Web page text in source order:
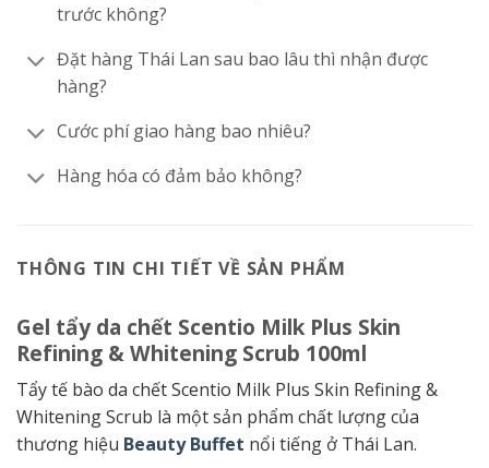
trước không?
Đặt hàng Thái Lan sau bao lâu thì nhận được
hàng?
Cước phí giao hàng bao nhiêu?
Hàng hóa có đảm bảo không?
THÔNG TIN CHI TIẾT VỀ SẢN PHẨM
Gel tẩy da chết Scentio Milk Plus Skin
Refining & Whitening Scrub 100ml
Tẩy tế bào da chết Scentio Milk Plus Skin Refining &
Whitening Scrub là một sản phẩm chất lượng của
thương hiệu Beauty Buffet nổi tiếng ở Thái Lan.